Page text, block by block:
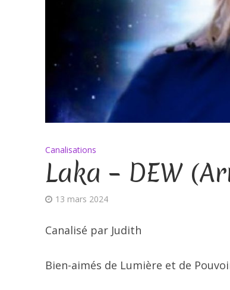
Canalisations
Laka – DEW
13 mars 2024
Canalisé par Judith
Bien-aimés de Lumière et de